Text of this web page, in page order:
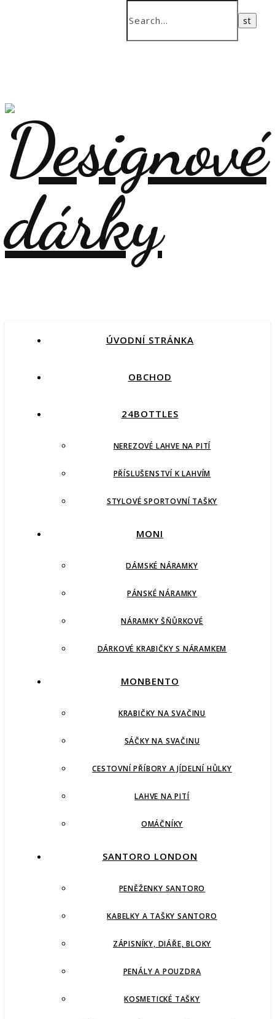
ÚVODNÍ STRÁNKA
OBCHOD
24BOTTLES
NEREZOVÉ LAHVE NA PITÍ
PŘÍSLUŠENSTVÍ K LAHVÍM
STYLOVÉ SPORTOVNÍ TAŠKY
MONI
DÁMSKÉ NÁRAMKY
PÁNSKÉ NÁRAMKY
NÁRAMKY ŠŇŮRKOVÉ
DÁRKOVÉ KRABIČKY S NÁRAMKEM
MONBENTO
KRABIČKY NA SVAČINU
SÁČKY NA SVAČINU
CESTOVNÍ PŘÍBORY A JÍDELNÍ HŮLKY
LAHVE NA PITÍ
OMÁČNÍKY
SANTORO LONDON
PENĚŽENKY SANTORO
KABELKY A TAŠKY SANTORO
ZÁPISNÍKY, DIÁŘE, BLOKY
PENÁLY A POUZDRA
KOSMETICKÉ TAŠKY